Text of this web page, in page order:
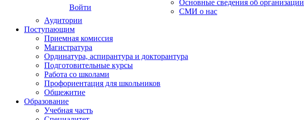
Войти
Основные сведения об организации
СМИ о нас
Аудитории
Поступающим
Приемная комиссия
Магистратура
Ординатура, аспирантура и докторантура
Подготовительные курсы
Работа со школами
Профориентация для школьников
Общежитие
Образование
Учебная часть